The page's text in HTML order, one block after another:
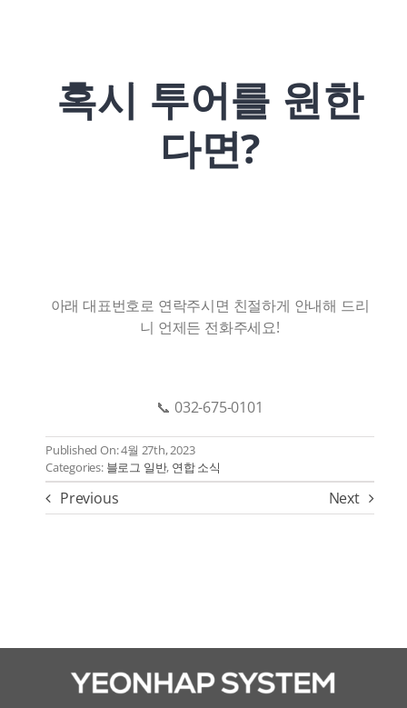
혹시 투어를 원한
다면?
아래 대표번호로 연락주시면 친절하게 안내해 드리
니 언제든 전화주세요!
📞 032-675-0101
Published On: 4월 27th, 2023
Categories: 블로그 일반, 연합 소식
Previous Next